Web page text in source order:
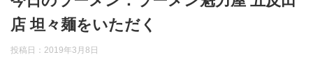
店 坦々麺をいただく
投稿日：2019年3月8日